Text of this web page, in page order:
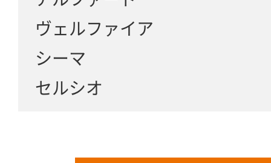
ヴェルファイア
シーマ
セルシオ